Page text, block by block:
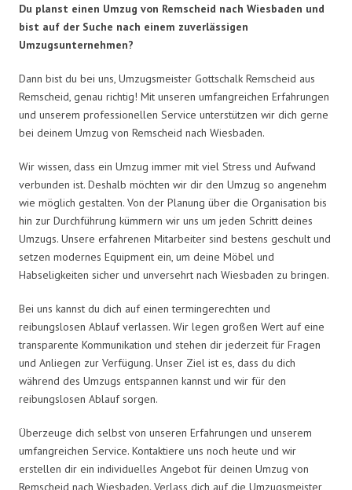
Du planst einen Umzug von Remscheid nach Wiesbaden und
bist auf der Suche nach einem zuverlässigen
Umzugsunternehmen?
Dann bist du bei uns, Umzugsmeister Gottschalk Remscheid aus
Remscheid, genau richtig! Mit unseren umfangreichen Erfahrungen
und unserem professionellen Service unterstützen wir dich gerne
bei deinem Umzug von Remscheid nach Wiesbaden.
Wir wissen, dass ein Umzug immer mit viel Stress und Aufwand
verbunden ist. Deshalb möchten wir dir den Umzug so angenehm
wie möglich gestalten. Von der Planung über die Organisation bis
hin zur Durchführung kümmern wir uns um jeden Schritt deines
Umzugs. Unsere erfahrenen Mitarbeiter sind bestens geschult und
setzen modernes Equipment ein, um deine Möbel und
Habseligkeiten sicher und unversehrt nach Wiesbaden zu bringen.
Bei uns kannst du dich auf einen termingerechten und
reibungslosen Ablauf verlassen. Wir legen großen Wert auf eine
transparente Kommunikation und stehen dir jederzeit für Fragen
und Anliegen zur Verfügung. Unser Ziel ist es, dass du dich
während des Umzugs entspannen kannst und wir für den
reibungslosen Ablauf sorgen.
Überzeuge dich selbst von unseren Erfahrungen und unserem
umfangreichen Service. Kontaktiere uns noch heute und wir
erstellen dir ein individuelles Angebot für deinen Umzug von
Remscheid nach Wiesbaden. Verlass dich auf die Umzugsmeister